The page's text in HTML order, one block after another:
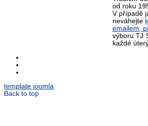
od roku
V případě
neváhejte
emailem,
výboru TJ
každé
template joomla
Back to top